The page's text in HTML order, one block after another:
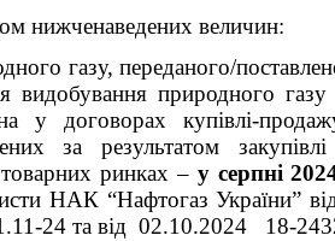
нижченаведених величин:
газу, переданого/
видобування природного
у договорах купівлі-
за результатом
ринках – у серпні
НАК “Нафтогаз України”
24 та від 02.10.2024 18-